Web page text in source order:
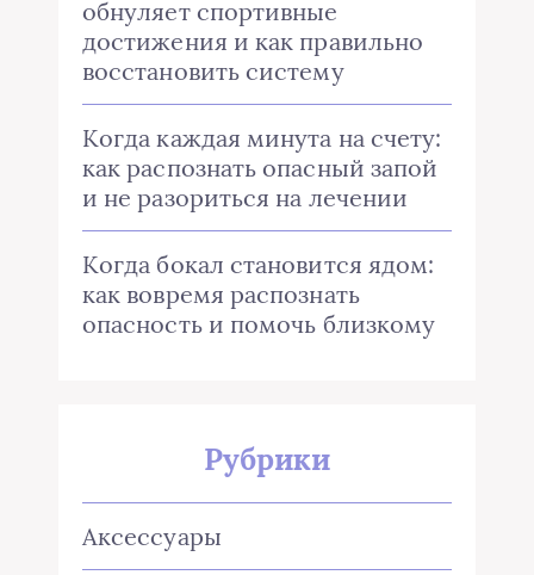
обнуляет спортивные
достижения и как правильно
восстановить систему
Когда каждая минута на счету:
как распознать опасный запой
и не разориться на лечении
Когда бокал становится ядом:
как вовремя распознать
опасность и помочь близкому
Рубрики
Аксессуары